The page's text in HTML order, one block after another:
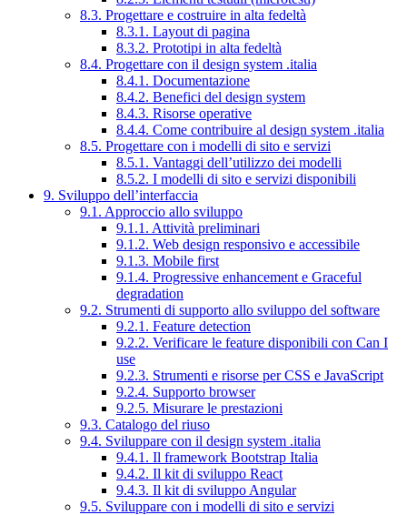
8.3. Progettare e costruire in alta fedeltà
8.3.1. Layout di pagina
8.3.2. Prototipi in alta fedeltà
8.4. Progettare con il design system .italia
8.4.1. Documentazione
8.4.2. Benefici del design system
8.4.3. Risorse operative
8.4.4. Come contribuire al design system .italia
8.5. Progettare con i modelli di sito e servizi
8.5.1. Vantaggi dell’utilizzo dei modelli
8.5.2. I modelli di sito e servizi disponibili
9. Sviluppo dell’interfaccia
9.1. Approccio allo sviluppo
9.1.1. Attività preliminari
9.1.2. Web design responsivo e accessibile
9.1.3. Mobile first
9.1.4. Progressive enhancement e Graceful
degradation
9.2. Strumenti di supporto allo sviluppo del software
9.2.1. Feature detection
9.2.2. Verificare le feature disponibili con Can I
use
9.2.3. Strumenti e risorse per CSS e JavaScript
9.2.4. Supporto browser
9.2.5. Misurare le prestazioni
9.3. Catalogo del riuso
9.4. Sviluppare con il design system .italia
9.4.1. Il framework Bootstrap Italia
9.4.2. Il kit di sviluppo React
9.4.3. Il kit di sviluppo Angular
9.5. Sviluppare con i modelli di sito e servizi